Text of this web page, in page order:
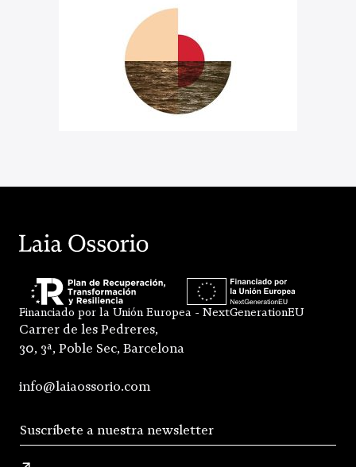
Financiado por la Unión Europea - NextGenerationEU
Carrer de les Pedreres,
30, 3ª, Poble Sec, Barcelona
info@laiaossorio.com